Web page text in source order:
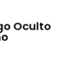
Oculto